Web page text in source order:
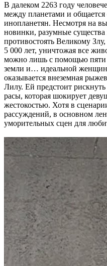
В далеком 2263 году
между планетами и
инопланетян. Несмотря на
новинки, разумные существа
противостоять Великому
5 000 лет, уничтожая все
можно лишь с помощью пяти
земли и… идеальной
оказывается внеземная
Лилу. Ей предстоит
расы, которая шокирует
жестокостью. Хотя в
рассуждений, в основном
уморительных сцен для